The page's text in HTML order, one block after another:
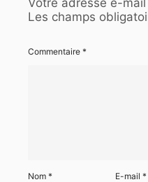
Les champs
Commentaire *
Nom * E-mail*